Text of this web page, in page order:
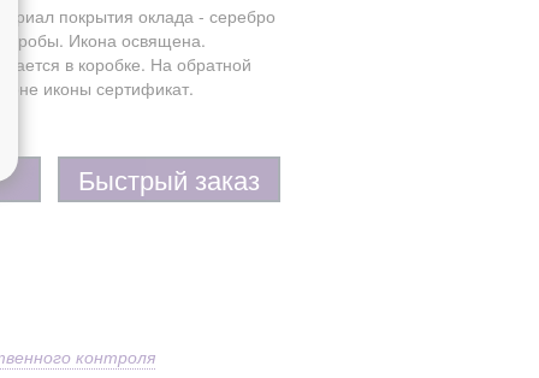
покрытия оклада - серебро
пробы. Икона освящена.
в коробке. На обратной
иконы сертификат.
Быстрый заказ
контроля